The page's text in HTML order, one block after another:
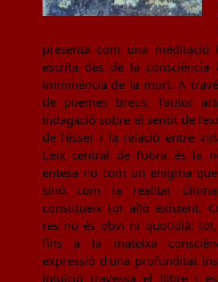
presenta com una meditació
escrita des de la
imminència de la mort. A
de poemes breus, l'autor
indagació sobre el sentit de
de l'ésser i la relació entre
L'eix central de l'obra és la
entesa no com un enigma
sinó com la realitat
constitueix tot allò existent.
res no és obvi ni quotidià:
fins a la mateixa
expressió d'una profunditat
intuïció travessa el llibre i